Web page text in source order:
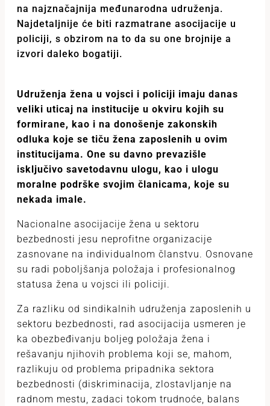
na najznačajnija međunarodna udruženja.
Najdetaljnije će biti razmatrane asocijacije u
policiji, s obzirom na to da su one brojnije a
izvori daleko bogatiji.
Udruženja žena u vojsci i policiji imaju danas
veliki uticaj na institucije u okviru kojih su
formirane, kao i na donošenje zakonskih
odluka koje se tiču žena zaposlenih u ovim
institucijama. One su davno prevazišle
isključivo savetodavnu ulogu, kao i ulogu
moralne podrške svojim članicama, koje su
nekada imale.
Nacionalne asocijacije žena u sektoru
bezbednosti jesu neprofitne organizacije
zasnovane na individualnom članstvu. Osnovane
su radi poboljšanja položaja i profesionalnog
statusa žena u vojsci ili policiji.
Za razliku od sindikalnih udruženja zaposlenih u
sektoru bezbednosti, rad asocijacija usmeren je
ka obezbeđivanju boljeg položaja žena i
rešavanju njihovih problema koji se, mahom,
razlikuju od problema pripadnika sektora
bezbednosti (diskriminacija, zlostavljanje na
radnom mestu, zadaci tokom trudnoće, balans